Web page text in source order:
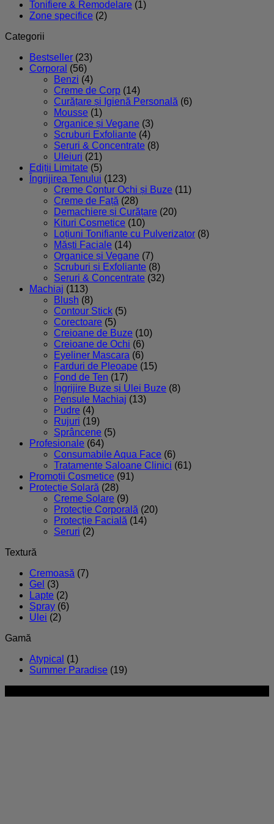
Tonifiere & Remodelare (1)
Zone specifice (2)
Categorii
Bestseller (23)
Corporal (56)
Benzi (4)
Creme de Corp (14)
Curățare și Igienă Personală (6)
Mousse (1)
Organice și Vegane (3)
Scruburi Exfoliante (4)
Seruri & Concentrate (8)
Uleiuri (21)
Ediții Limitate (5)
Îngrijirea Tenului (123)
Creme Contur Ochi și Buze (11)
Creme de Față (28)
Demachiere și Curățare (20)
Kituri Cosmetice (10)
Loțiuni Tonifiante cu Pulverizator (8)
Măști Faciale (14)
Organice și Vegane (7)
Scruburi și Exfoliante (8)
Seruri & Concentrate (32)
Machiaj (113)
Blush (8)
Contour Stick (5)
Corectoare (5)
Creioane de Buze (10)
Creioane de Ochi (6)
Eyeliner Mascara (6)
Farduri de Pleoape (15)
Fond de Ten (17)
Îngrijire Buze și Ulei Buze (8)
Pensule Machiaj (13)
Pudre (4)
Rujuri (19)
Sprâncene (5)
Profesionale (64)
Consumabile Aqua Face (6)
Tratamente Saloane Clinici (61)
Promoții Cosmetice (91)
Protecție Solară (28)
Creme Solare (9)
Protecție Corporală (20)
Protecție Facială (14)
Seruri (2)
Textură
Cremoasă (7)
Gel (3)
Lapte (2)
Spray (6)
Ulei (2)
Gamă
Atypical (1)
Summer Paradise (19)